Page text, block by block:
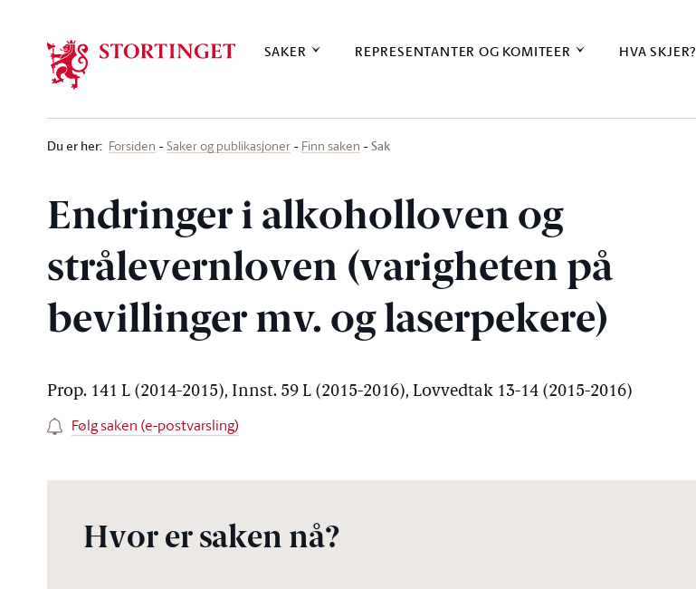
SAKER REPRESENTANTER OG KOMITEER HVA SKJER?
Du er her: Forsiden Saker og publikasjoner Finn saken Sak
Endringer i alkoholloven og
strålevernloven (varigheten på
bevillinger mv. og laserpekere)
Prop. 141 L (2014-2015), Innst. 59 L (2015-2016), Lovvedtak 13-14 (2015-2016)
Følg saken (e-postvarsling)
Hvor er saken nå?